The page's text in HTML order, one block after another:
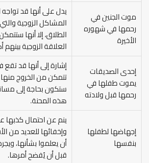
موت الجنين في
رحمها في شهوره
الأخيرة
يدل على أنها قد
المشاكل الزوجية
الطلاق، إلا أنها
العلاقة الزوجية بينهم
إحدى الصديقات
يموت طفلها في
رحمها قبل ولادته
إشارة إلى أنها قد تقع
تتمكن من الخروج
ستكون بحاجة إلى
هذه المحنة.
إجهاضها لطفلها
بنفسها
ينم عن احتمال كذبها
وإخفائها للعديد من
أن يعلموا بشأنها،
قبل أن يُفضح أمرها.